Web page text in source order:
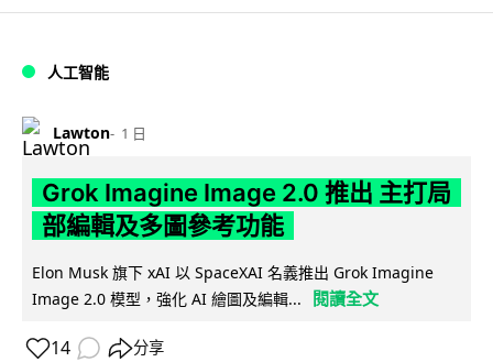
人工智能
Lawton 1 日
Grok Imagine Image 2.0 推出 主打局
部編輯及多圖參考功能
Elon Musk 旗下 xAI 以 SpaceXAI 名義推出 Grok Imagine
Image 2.0 模型，強化 AI 繪圖及編輯...
閱讀全文
14 分享